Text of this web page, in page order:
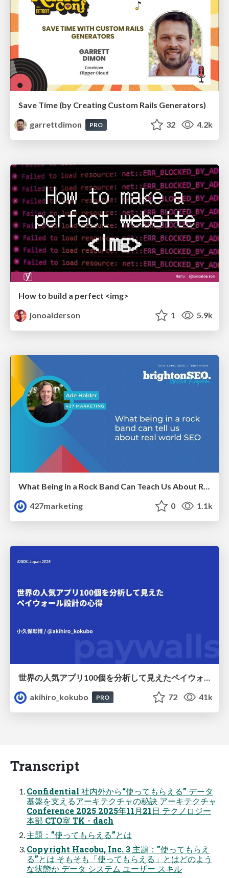
Save Time (by Creating Custom Rails Generators)
garrettdimon
PRO 32 4.2k
How to build a perfect <img>
jonoalderson
1 5.9k
What Being in a Rock Band Can Teach Us About Real World SEO
427marketing
0 1.1k
akihiro_kokubo
PRO 72 41k
Transcript
Confidential 社内外から“使ってもらえる” データ
基盤を支えるアーキテクチャの秘訣 アーキテクチャ
Conference 2025 2025年11月21日 テクノロジー
本部 CTO室 TK・dach
主題：”使ってもらえる”とは
Copyright Hacobu, Inc. 3 主題：”使ってもらえ
る”とは そもそも「使ってもらえる」とはどのよう
な状態か データ システム ユーザー スキル